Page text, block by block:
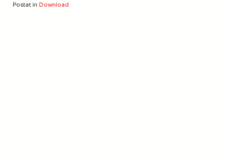
Postat in Download